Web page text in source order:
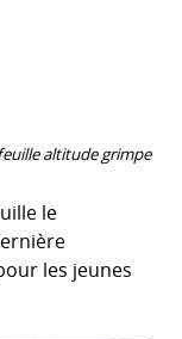
altitude grimpe
le
les jeunes